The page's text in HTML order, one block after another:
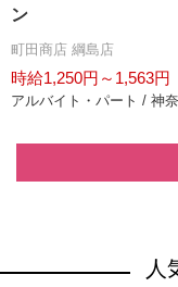
ン
町田商店 綱島店
時給1,250円～1,563円
アルバイト・パート / 神
人